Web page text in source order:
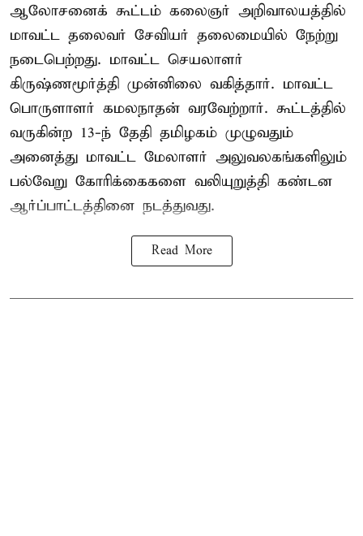
ஆலோசனைக் கூட்டம் கலைஞர் அறிவாலயத்தில்
மாவட்ட தலைவர் சேவியர் தலைமையில் நேற்று
நடைபெற்றது. மாவட்ட செயலாளர்
கிருஷ்ணமூர்த்தி முன்னிலை வகித்தார். மாவட்ட
பொருளாளர் கமலநாதன் வரவேற்றார். கூட்டத்தில்
வருகின்ற 13-ந் தேதி தமிழகம் முழுவதும்
அனைத்து மாவட்ட மேலாளர் அலுவலகங்களிலும்
பல்வேறு கோரிக்கைகளை வலியுறுத்தி கண்டன
ஆர்ப்பாட்டத்தினை நடத்துவது.
Read More